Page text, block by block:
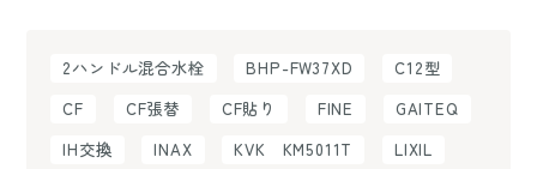
2ハンドル混合水栓 BHP-FW37XD
C12型
CF
CF張替 CF貼り FINE
GAITEQ
IH交換
INAX KVK KM5011T
LIXIL